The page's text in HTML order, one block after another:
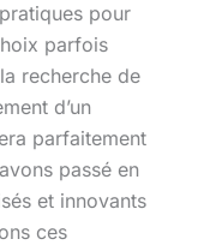
pour
parfois
recherche de
d’un
parfaitement
passé en
et innovants
ces